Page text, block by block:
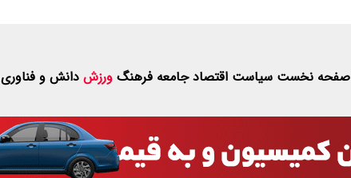
صفحه نخست سیاست اقتصادجامعه فرهنگ ورزش دانش و فناوری